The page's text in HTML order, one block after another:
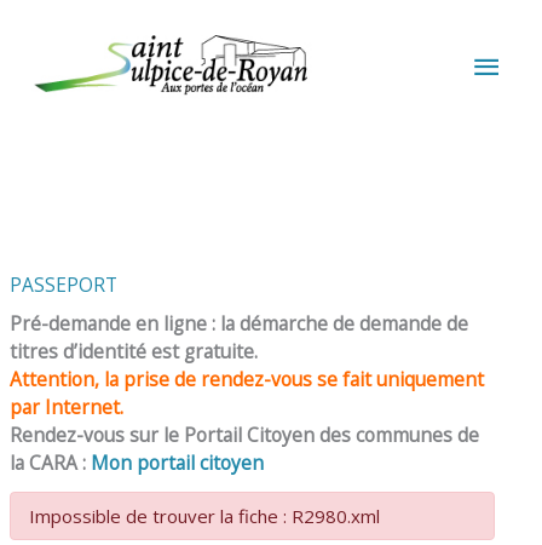
PASSEPORT
Pré-demande en ligne : la démarche de demande de
titres d’identité est gratuite.
Attention, la prise de rendez-vous se fait uniquement
par Internet.
Rendez-vous sur le Portail Citoyen des communes de
la CARA : Mon portail citoyen
Impossible de trouver la fiche : R2980.xml